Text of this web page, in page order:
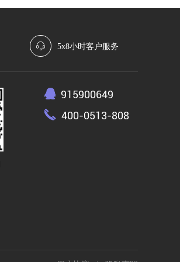
5x8小时客户服务
915900649
400-0513-808